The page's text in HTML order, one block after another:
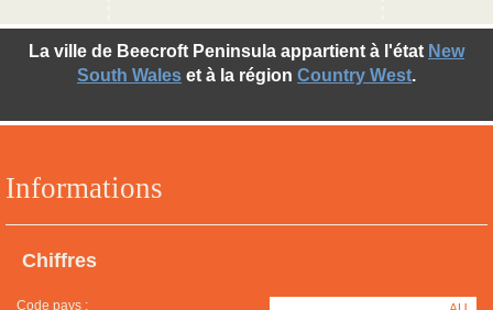
Informations
Chiffres
Code pays :
La ville de Beecroft Peninsula appartient à l'état New
South Wales et à la région Country West.